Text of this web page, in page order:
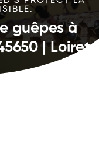
guêpes à
| Loiret